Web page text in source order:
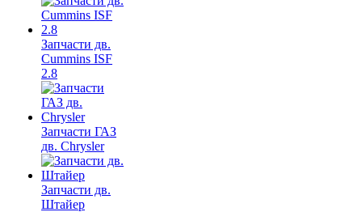
Запчасти дв.
Cummins ISF
2.8
Запчасти ГАЗ
дв. Chrysler
Запчасти дв.
Штайер